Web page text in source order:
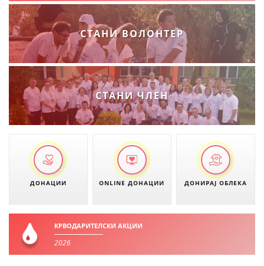
ПРИРАЧНИЦИ
СТРАТЕГИИ
ЕДУКАТИВНО ИНФОРМАТИВНИ МАТЕРИЈАЛИ
БРОШУРИ
ПОСТЕРИ
ПРЕЗЕНТАЦИИ
СТАНИ ВОЛОНТЕР
СТАНИ ЧЛЕН
ДОНАЦИИ ONLINE ДОНАЦИИ ДОНИРАЈ ОБЛЕКА
КРВОДАРИТЕЛСКИ АКЦИИ
2026